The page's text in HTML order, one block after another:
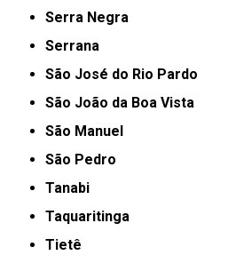
Serra Negra
Serrana
São José do Rio Pardo
São João da Boa Vista
São Manuel
São Pedro
Tanabi
Taquaritinga
Tietê